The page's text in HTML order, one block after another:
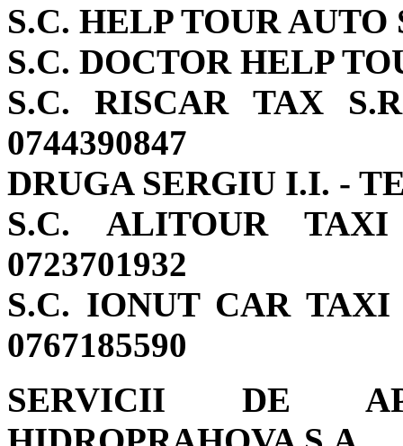
S.C. HELP TOUR
S.C. DOCTOR HELP
S.C. RISCAR TAX
0744390847
DRUGA SERGIU I.I. -
S.C. ALITOUR
0723701932
S.C. IONUT CAR TAXI
0767185590
SERVICII DE